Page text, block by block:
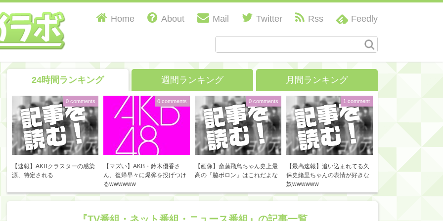
Home About Mail Twitter Rss Feedly
24時間ランキング 週間ランキング 月間ランキング
【速報】AKBクラスターの感染
源、特定される
0 comments
【マズい】AKB・鈴木優香さ
ん、復帰早々に爆弾を投げつけ
るwwwwww
0 comments
【画像】斎藤飛鳥ちゃん史上最
高の『脇ボロン』はこれだよな
0 comments
【最高速報】追い込まれてる久
保史緒里ちゃんの表情が好きな
奴wwwwww
1 comment